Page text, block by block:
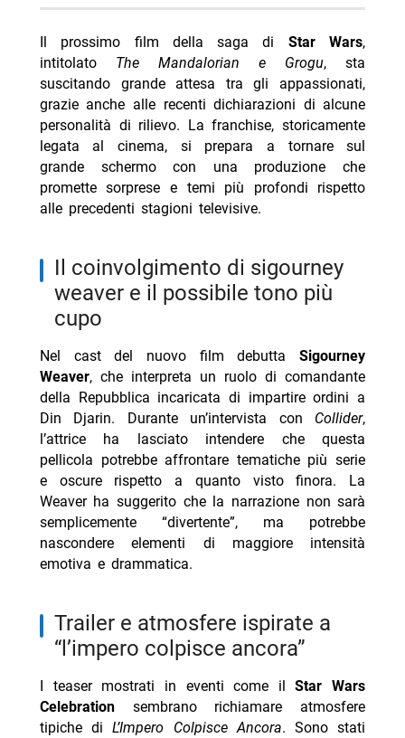
settembre
- The Simpsons Yellow Mirror: arriva su Disney+
- Star Wars Visions Ninth Jedi su Disney+ 5/8
- Greta favole vere Disney+ dal 6/8
- Migliori serie Disney Plus agosto 2026: 5 titoli top
Il prossimo film della saga di Star Wars,
intitolato The Mandalorian e Grogu, sta
suscitando grande attesa tra gli appassionati,
grazie anche alle recenti dichiarazioni di alcune
personalità di rilievo. La franchise, storicamente
legata al cinema, si prepara a tornare sul
grande schermo con una produzione che
promette sorprese e temi più profondi rispetto
alle precedenti stagioni televisive.
il coinvolgimento di sigourney
weaver e il possibile tono più
cupo
Nel cast del nuovo film debuttaSigourney
Weaver, che interpreta un ruolo di comandante
della Repubblica incaricata di impartire ordini a
Din Djarin. Durante un’intervista con Collider,
l’attrice ha lasciato intendere che questa
pellicola potrebbe affrontare tematiche più serie
e oscure rispetto a quanto visto finora. La
Weaver ha suggerito che la narrazione non sarà
semplicemente “divertente”, ma potrebbe
nascondere elementi di maggiore intensità
emotiva e drammatica.
trailer e atmosfere ispirate a
“l’impero colpisce ancora”
I teaser mostrati in eventi come ilStar Wars
Celebrationsembrano richiamare atmosfere
tipiche diL’Impero Colpisce Ancora. Sono stati